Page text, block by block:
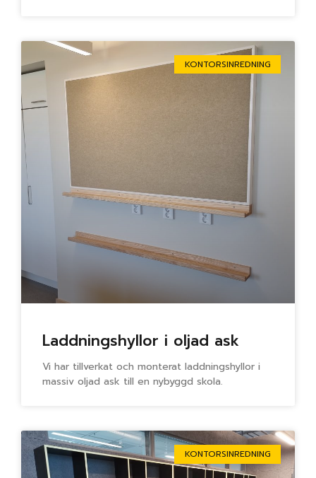
KONTORSINREDNING
Laddningshyllor i oljad ask
Vi har tillverkat och monterat laddningshyllor i
massiv oljad ask till en nybyggd skola.
KONTORSINREDNING